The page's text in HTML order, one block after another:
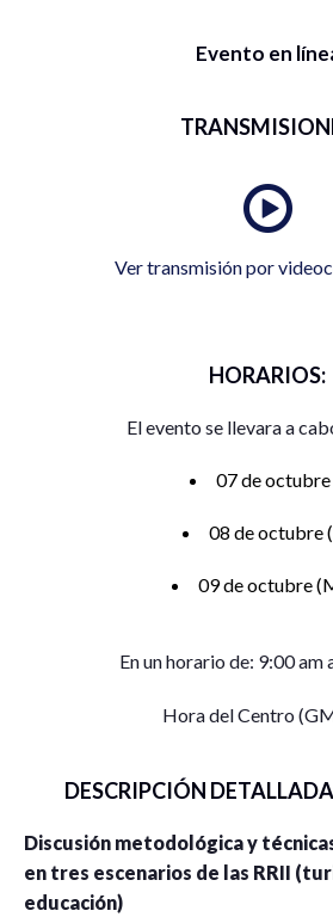
Evento en
Ver transmisión por
HORARIOS:
El evento se llevara a
07 de octubre
08 de octubre
09 de octubre
En un horario de: 9:00 am
Hora del Centro
DESCRIPCIÓN
Discusión metodológica y
en tres escenarios de las RRII
educación)